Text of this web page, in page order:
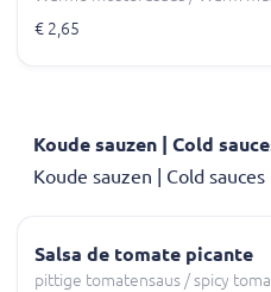
€ 2,65
Koude sauzen | Cold
Koude sauzen | Cold sauces
Salsa de tomate picante
pittige tomatensaus / spicy